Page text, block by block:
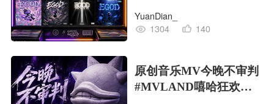
YuanDian_
1304
140
原创音乐MV今晚不审判
#MVLAND嘻哈狂欢派